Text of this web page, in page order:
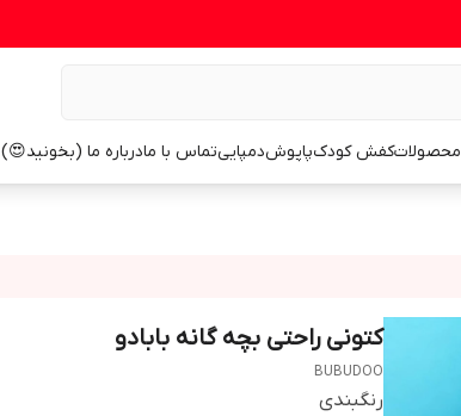
کفش کودکپاپوشدمپاییتماس با مادرباره ما (بخونید😍)
کتونی راحتی بچه گانه بابادو
BUBUDOO
رنگبندی